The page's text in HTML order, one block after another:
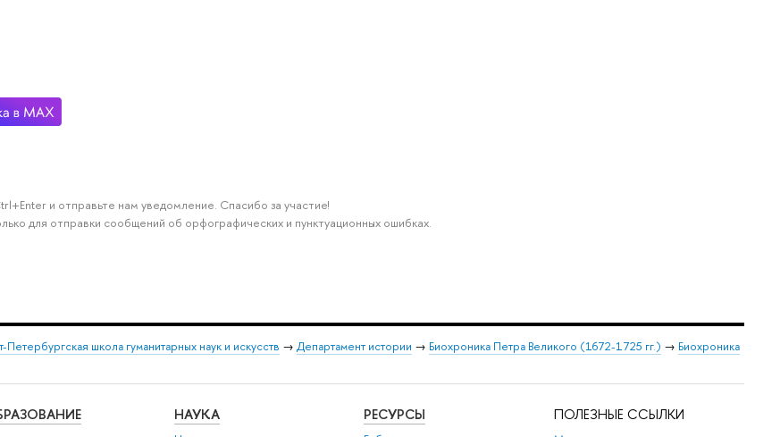
и отправьте нам уведомление. Спасибо за участие!
для отправки сообщений об орфографических и пунктуационных ошибках.
Петербургская школа гуманитарных наук и искусств → Департамент истории → Биохроника Петра Великого (1672-1725 гг.) → Биохроника
НАУКА РЕСУРСЫ ПОЛЕЗНЫЕ ССЫЛКИ